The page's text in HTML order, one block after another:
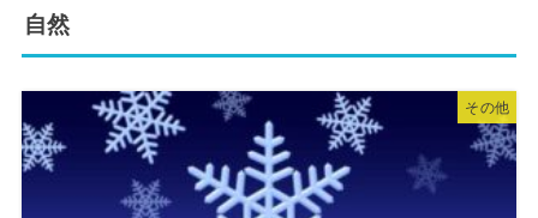
自然
その他